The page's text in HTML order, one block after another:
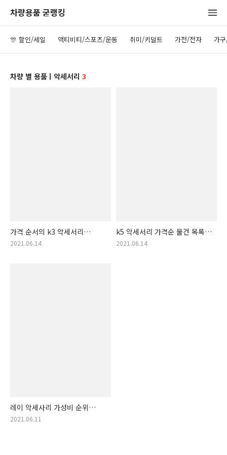
차량용품 굳랭킹
🎊 할인/세일 액티비티/스포츠/운동 취미/키덜트 가전/전자 가
차량 별 용품ㅣ악세서리 3
가격 순서의 k3 악세서리
모음집. 가성비 순위의
2021.06.14
k5 악세서리 가격순 물건 목록.
k5악세서리 가격 순서! (k5
2021.06.14
레이 악세사리 가성비 순위
랭킹. 기아 레이 악세서리
2021.06.11